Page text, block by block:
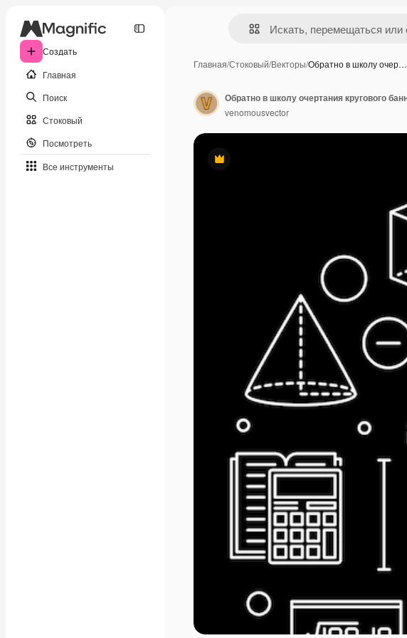
Создать
Главная
Поиск
Стоковый
Посмотреть
Все инструменты
Главная/Стоковый/Векторы/Обратно в школу очер…
Премиум
venomousvector